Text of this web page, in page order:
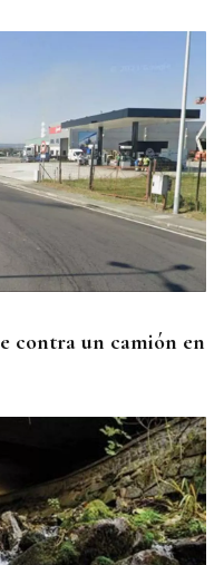
contra un camión en